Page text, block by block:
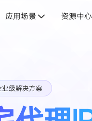
应用场景 资源中心
级解决方案